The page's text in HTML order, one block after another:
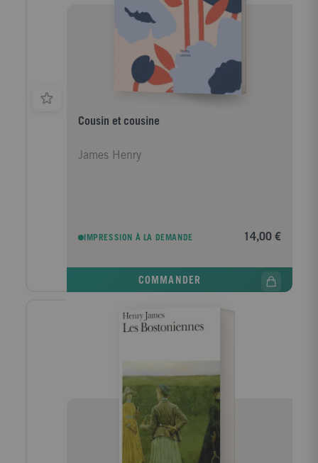
Cousin et cousine
James Henry
IMPRESSION À LA DEMANDE 14,00 €
COMMANDER